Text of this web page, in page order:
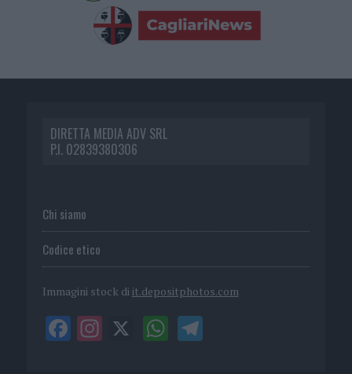
DIRETTA MEDIA ADV SRL
P.I. 02839380306
Chi siamo
Codice etico
Immagini stock di it.depositphotos.com